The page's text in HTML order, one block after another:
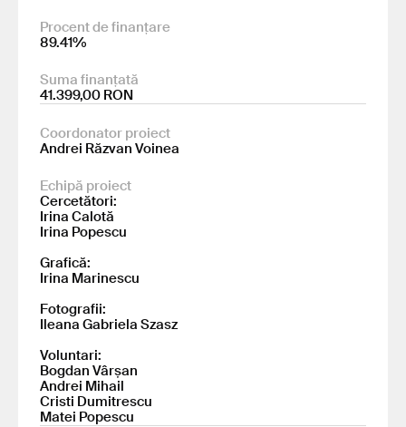
Procent de finanțare
89.41%
Suma finanțată
41.399,00 RON
Coordonator proiect
Andrei Răzvan Voinea
Echipă proiect
Cercetători:
Irina Calotă
Irina Popescu
Grafică:
Irina Marinescu
Fotografii:
Ileana Gabriela Szasz
Voluntari:
Bogdan Vârșan
Andrei Mihail
Cristi Dumitrescu
Matei Popescu